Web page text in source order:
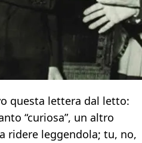
questa lettera dal letto:
“curiosa”, un altro
ridere leggendola; tu, no,